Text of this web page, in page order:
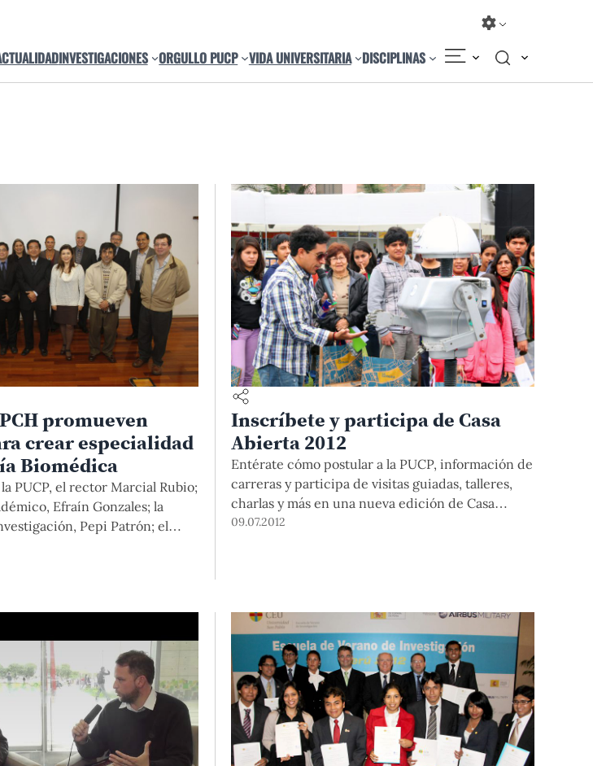
INVESTIGACIONES ORGULLO PUCP VIDA UNIVERSITARIA DISCIPLINAS
promueven
crear especialidad
Biomédica
PUCP, el rector Marcial Rubio;
Efraín Gonzales; la
Pepi Patrón; el
Carlos Fosca; y los
la UPCH asistieron su rectora,
el vicerrector académico,
Inscríbete y participa de Casa
Abierta 2012
Entérate cómo postular a la PUCP, información de
carreras y participa de visitas guiadas, talleres,
charlas y más en una nueva edición de Casa
Abierta Feria Escolar PUCP.
09.07.2012